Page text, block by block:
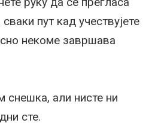
пут кад учествујете
некоме завршава
али нисте ни
сте.